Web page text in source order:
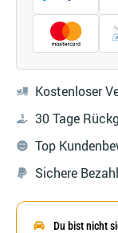
Kostenloser
30 Tage
Top
Sichere
Du bist nicht